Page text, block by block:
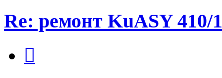
Re: ремонт KuASY 410/